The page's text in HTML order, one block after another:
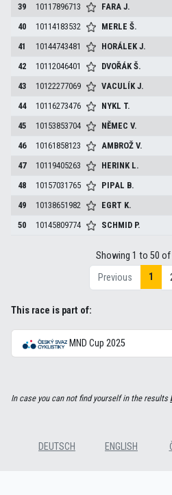
39
10117896713 FARAJ.
40
10114183532 MERLEŠ.
41
10144743481 HORÁLEKJ.
42
10112046401 DVOŘÁKŠ.
43
10122277069 VACULÍKJ.
44
10116273476 NYKL T.
45
10153853704 NĚMECV.
46
10161858123 AMBROŽV.
47
10119405263 HERINK L.
48
10157031765 PIPAL B.
49
10138651982 EGRT K.
50
10145809774 SCHMID P.
Showing 1 to 50
Previous
1
This race is part of:
MND Cup 2025
In case you can not find yourself in the results
DEUTSCH ENGLISH